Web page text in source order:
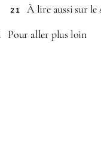
21 À lire aussi sur le
Pour aller plus loin